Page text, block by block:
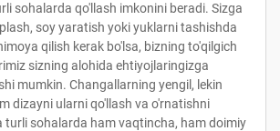
sohalarda qo'llash imkonini beradi. Sizga
soy yaratish yoki yuklarni tashishda
qilish kerak bo'lsa, bizning to'qilgich
sizning alohida ehtiyojlaringizga
mumkin. Changallarning yengil, lekin
dizayni ularni qo'llash va o'rnatishni
turli sohalarda ham vaqtincha, ham doimiy